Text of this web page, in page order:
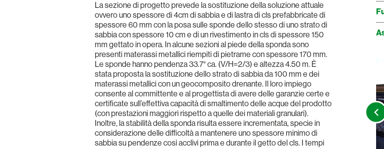
La sezione di progetto prevede la sostituzione della soluzione attuale
ovvero uno spessore di 4cm di sabbia e di lastra di cls prefabbricate di
spessore 60 mm con la posa sulle sponde dello stesso di uno strato di
sabbia con spessore 10 cm e di un rivestimento in cls di spessore 150
mm gettato in opera. In alcune sezioni al piede della sponda sono
presenti materassi metallici riempiti di pietrame con spessore 170 mm.
Le sponde hanno pendenza 33.7° ca. (V/H=2/3) e altezza 4.50 m. È
stata proposta la sostituzione dello strato di sabbia da 100 mm e dei
materassi metallici con un geocomposito drenante. Il loro impiego
consente al committente e al progettista di avere delle garanzie certe e
certificate sull’effettiva capacità di smaltimento delle acque del prodotto
(con prestazioni maggiori rispetto a quelle dei materiali granulari).
Inoltre, la stabilità della sponda risulta essere incrementata, specie in
considerazione delle difficoltà a mantenere uno spessore minimo di
sabbia su pendenze così acclivi prima e durante il getto del cls. I tempi